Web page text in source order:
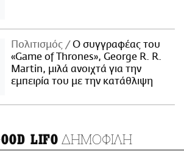
Πολιτισμός
Ο συγγραφέας του
«Game of Thrones», George R. R.
Martin, μιλά ανοιχτά για την
εμπειρία του με την κατάθλιψη
LIFO ΔΗΜΟΦΙΛΗ